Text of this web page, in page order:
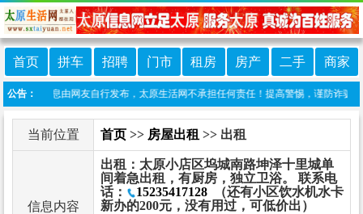
首页 拼车 招聘 门市 租房 房产 二手 商家
公告：
本栏目信息由网友自行发布，太原生活网不承担任何责任！提高警惕，谨防诈骗！
当前位置 首页 >> 房屋出租 >> 出租
信息内容
出租：太原小店区坞城南路坤泽十里城单
间着急出租，有厨房，独立卫浴。 联系电
话：
15235417128 （还有小区饮水机水卡
新办的200元，没有用过，可低价出）